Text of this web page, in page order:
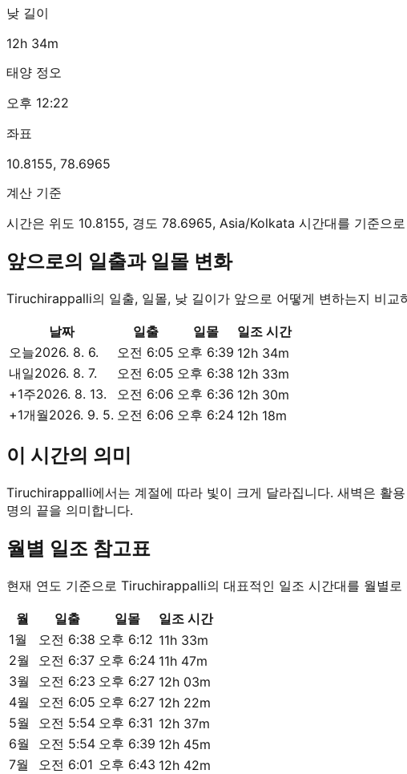
낮 길이
12h 34m
태양 정오
오후 12:22
좌표
10.8155, 78.6965
계산 기준
시간은 위도 10.8155, 경도 78.6965, Asia/Kolkata 시간대를 기준으
앞으로의 일출과 일몰 변화
Tiruchirappalli의 일출, 일몰, 낮 길이가 앞으로 어떻게 변하는지 비교
날짜 일출 일몰
일조 시간
오늘2026. 8. 6. 오전 6:05 오후 6:39 12h 34m
내일2026. 8. 7. 오전 6:05 오후 6:38 12h 33m
+1주2026. 8. 13. 오전 6:06 오후 6:36 12h 30m
+1개월2026. 9. 5. 오전 6:06 오후 6:24 12h 18m
이 시간의 의미
Tiruchirappalli에서는 계절에 따라 빛이 크게 달라집니다. 새벽은 활
명의 끝을 의미합니다.
월별 일조 참고표
현재 연도 기준으로 Tiruchirappalli의 대표적인 일조 시간대를 월별로
월 일출 일몰
일조 시간
1월
오전 6:38 오후 6:12 11h 33m
2월
오전 6:37 오후 6:24 11h 47m
3월
오전 6:23 오후 6:27 12h 03m
4월
오전 6:05 오후 6:27 12h 22m
5월
오전 5:54 오후 6:31 12h 37m
6월
오전 5:54 오후 6:39 12h 45m
7월
오전 6:01 오후 6:43 12h 42m